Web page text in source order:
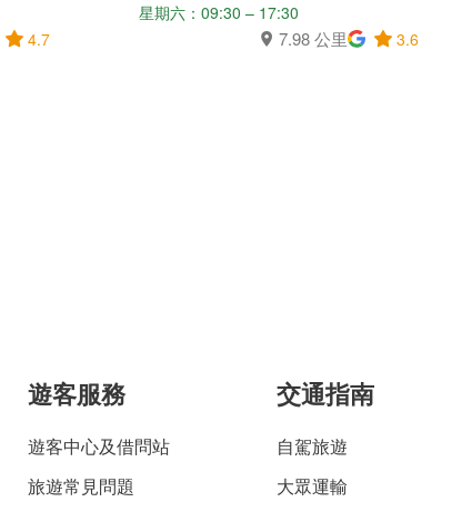
4.7
星期六：09:30 – 17:30
7.98 公里 3.6
遊客服務
遊客中心及借問站
旅遊常見問題
交通指南
自駕旅遊
大眾運輸